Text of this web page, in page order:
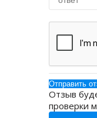
Отзыв
проверки